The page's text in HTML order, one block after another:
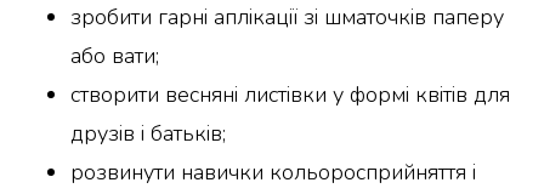
зробити гарні аплікації зі шматочків паперу
або вати;
створити весняні листівки у формі квітів для
друзів і батьків;
розвинути навички кольоросприйняття і